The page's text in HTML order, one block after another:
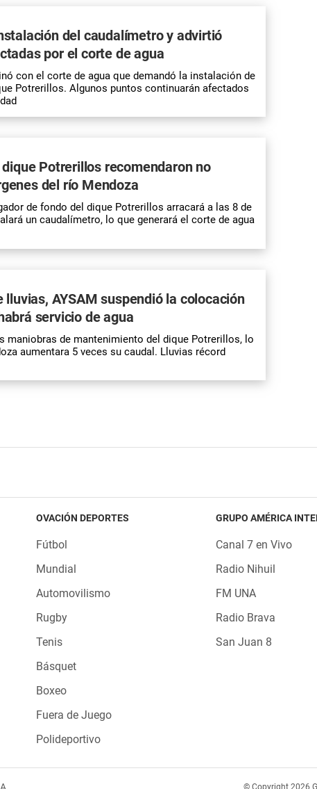
del caudalímetro y advirtió
por el corte de agua
con el corte de agua que demandó la instalación de
Potrerillos. Algunos puntos continuarán afectados
Potrerillos recomendaron no
del río Mendoza
de fondo del dique Potrerillos arracará a las 8 de
un caudalímetro, lo que generará el corte de agua
lluvias, AYSAM suspendió la colocación
servicio de agua
maniobras de mantenimiento del dique Potrerillos, lo
aumentara 5 veces su caudal. Lluvias récord
OVACIÓN DEPORTES
Fútbol
Mundial
Automovilismo
Rugby
Tenis
Básquet
Boxeo
Fuera de Juego
Polideportivo
GRUPO AMÉRICA
Canal 7 en Vivo
Radio Nihuil
FM UNA
Radio Brava
San Juan 8
© Copyright 2026